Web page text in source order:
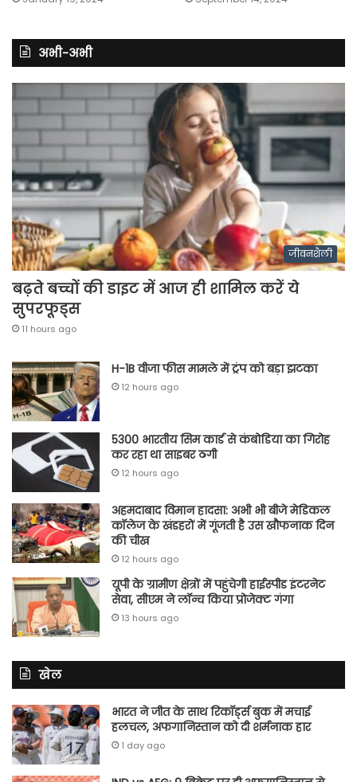
अभी-अभी
जीवनशैली
बढ़ते बच्चों की डाइट में आज ही शामिल करें ये
सुपरफूड्स
11 hours ago
H-1B वीजा फीस मामले में ट्रंप को बड़ा झटका
12 hours ago
5300 भारतीय सिम कार्ड से कंबोडिया का गिरोह
कर रहा था साइबर ठगी
12 hours ago
अहमदाबाद विमान हादसा: अभी भी बीजे मेडिकल
कॉलेज के खंडहरों में गूंजती है उस खौफनाक दिन
की चीख
12 hours ago
यूपी के ग्रामीण क्षेत्रों में पहुंचेगी हाईस्पीड इंटरनेट
सेवा, सीएम ने लॉन्च किया प्रोजेक्ट गंगा
13 hours ago
खेल
भारत ने जीत के साथ रिकॉर्ड्स बुक में मचाई
हलचल, अफगानिस्तान को दी शर्मनाक हार
1 day ago